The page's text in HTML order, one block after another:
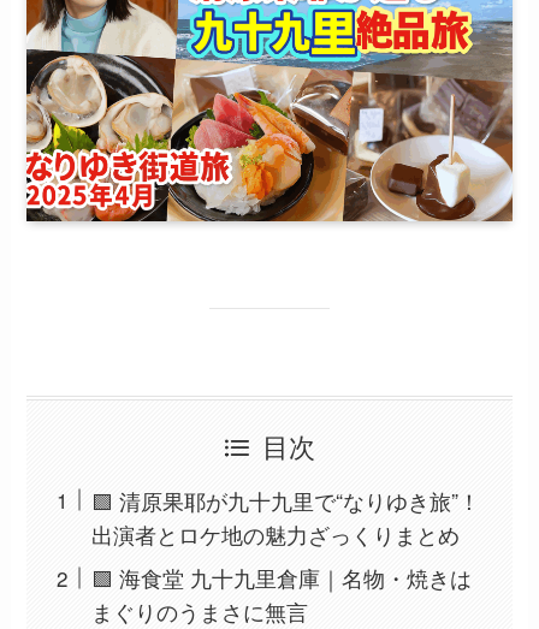
目次
🟩 清原果耶が九十九里で“なりゆき旅”！
出演者とロケ地の魅力ざっくりまとめ
🟩 海食堂 九十九里倉庫｜名物・焼きは
まぐりのうまさに無言